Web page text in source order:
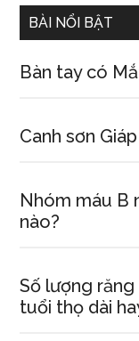
BÀI NỔI BẬT
Bàn tay có
Canh sơn
Nhóm máu B
nào?
Số lượng
tuổi thọ dài